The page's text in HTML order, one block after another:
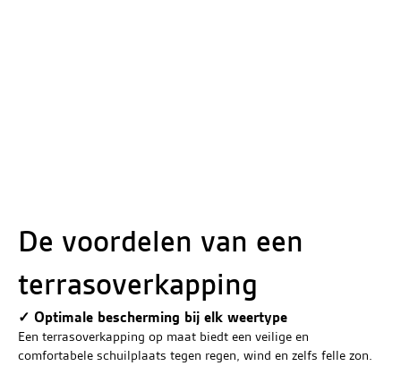
De voordelen van een
terrasoverkapping
✓ Optimale bescherming bij elk weertype
Een terrasoverkapping op maat biedt een veilige en
comfortabele schuilplaats tegen regen, wind en zelfs felle zon.